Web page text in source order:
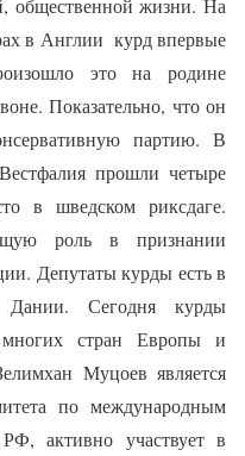
общественной жизни. На
в Англии курд впервые
это на родине
Показательно, что он
партию. В
прошли четыре
в шведском риксдаге.
роль в признании
Депутаты курды есть в
Дании. Сегодня курды
многих стран Европы и
Муцоев является
по международным
активно участвует в